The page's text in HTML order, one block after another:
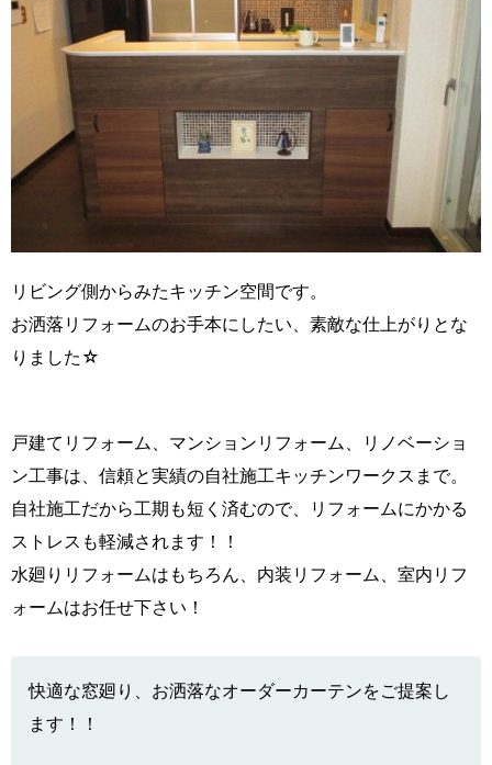
リビング側からみたキッチン空間です。
お洒落リフォームのお手本にしたい、素敵な仕上がりとな
りました☆
戸建てリフォーム、マンションリフォーム、リノベーショ
ン工事は、信頼と実績の自社施工キッチンワークスまで。
自社施工だから工期も短く済むので、リフォームにかかる
ストレスも軽減されます！！
水廻りリフォームはもちろん、内装リフォーム、室内リフ
ォームはお任せ下さい！
快適な窓廻り、お洒落なオーダーカーテンをご提案し
ます！！